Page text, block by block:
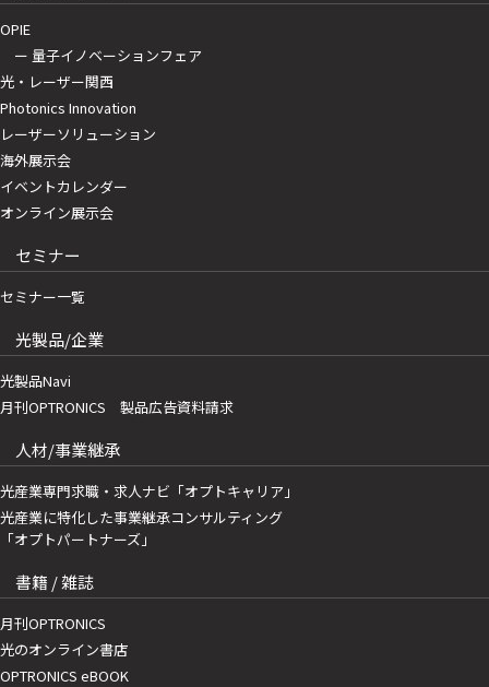
OPIE
ー 量子イノベーションフェア
光・レーザー関西
Photonics Innovation
レーザーソリューション
海外展示会
イベントカレンダー
オンライン展示会
セミナー
セミナー一覧
光製品/企業
光製品Navi
月刊OPTRONICS 製品広告資料請求
人材/事業継承
光産業専門求職・求人ナビ「オプトキャリア」
光産業に特化した事業継承コンサルティング
「オプトパートナーズ」
書籍 / 雑誌
月刊OPTRONICS
光のオンライン書店
OPTRONICS eBOOK